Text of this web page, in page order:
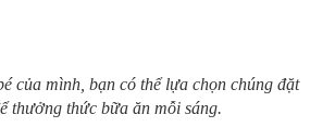
của mình, bạn có thể lựa chọn chúng đặt
thưởng thức bữa ăn mỗi sáng.